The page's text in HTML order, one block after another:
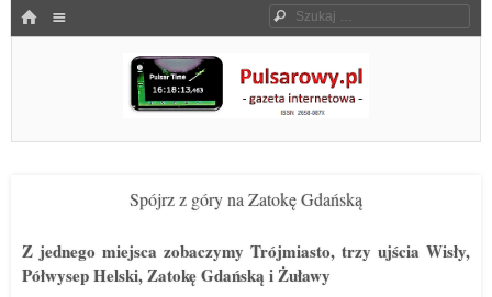
HOME Szukaj
Pulsarowy.pl
Spójrz z góry na Zatokę Gdańską
Z jednego miejsca zobaczymy Trójmiasto, trzy ujścia Wisły,
Półwysep Helski, Zatokę Gdańską i Żuławy